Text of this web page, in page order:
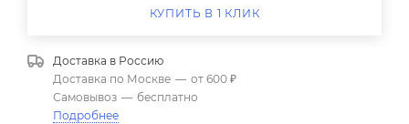
КУПИТЬ В 1 КЛИК
Доставка в Россию
Доставка по Москве — от 600 ₽
Самовывоз — бесплатно
Подробнее